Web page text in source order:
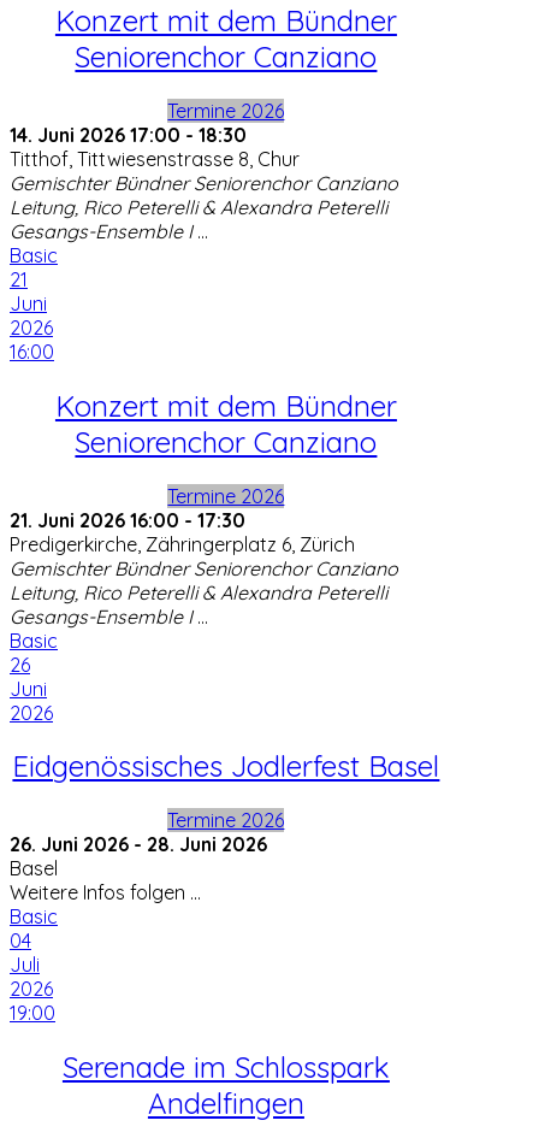
Konzert mit dem Bündner
Seniorenchor Canziano
Termine 2026
14. Juni 2026 17:00 - 18:30
Titthof, Tittwiesenstrasse 8, Chur
Gemischter Bündner Seniorenchor Canziano
Leitung, Rico Peterelli & Alexandra Peterelli
Gesangs-Ensemble I...
Basic
21
Juni
2026
16:00
Konzert mit dem Bündner
Seniorenchor Canziano
Termine 2026
21. Juni 2026 16:00 - 17:30
Predigerkirche, Zähringerplatz 6, Zürich
Gemischter Bündner Seniorenchor Canziano
Leitung, Rico Peterelli & Alexandra Peterelli
Gesangs-Ensemble I...
Basic
26
Juni
2026
Eidgenössisches Jodlerfest Basel
Termine 2026
26. Juni 2026 - 28. Juni 2026
Basel
Weitere Infos folgen ...
Basic
04
Juli
2026
19:00
Serenade im Schlosspark
Andelfingen